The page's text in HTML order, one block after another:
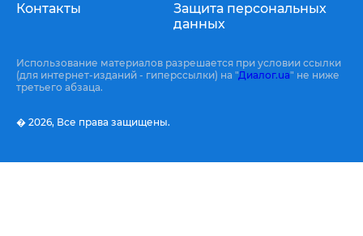
Контакты
Защита персональных
данных
Использование материалов разрешается при условии ссылки
(для интернет-изданий - гиперссылки) на "Диалог.ua" не ниже
третьего абзаца.
� 2026, Все права защищены.